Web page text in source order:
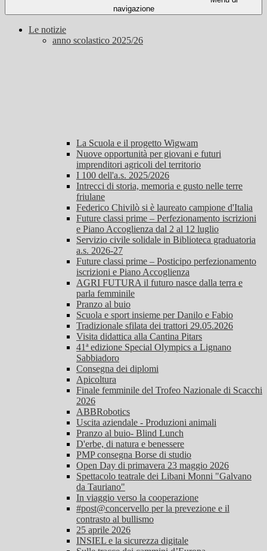
navigazione
Le notizie
anno scolastico 2025/26
La Scuola e il progetto Wigwam
Nuove opportunità per giovani e futuri
imprenditori agricoli del territorio
I 100 dell'a.s. 2025/2026
Intrecci di storia, memoria e gusto nelle terre
friulane
Federico Chivilò si è laureato campione d'Italia
Future classi prime – Perfezionamento iscrizioni
e Piano Accoglienza dal 2 al 12 luglio
Servizio civile solidale in Biblioteca graduatoria
a.s. 2026-27
Future classi prime – Posticipo perfezionamento
iscrizioni e Piano Accoglienza
AGRI FUTURA il futuro nasce dalla terra e
parla femminile
Pranzo al buio
Scuola e sport insieme per Danilo e Fabio
Tradizionale sfilata dei trattori 29.05.2026
Visita didattica alla Cantina Pitars
41ª edizione Special Olympics a Lignano
Sabbiadoro
Consegna dei diplomi
Apicoltura
Finale femminile del Trofeo Nazionale di Scacchi
2026
ABBRobotics
Uscita aziendale - Produzioni animali
Pranzo al buio- Blind Lunch
D'erbe, di natura e benessere
PMP consegna Borse di studio
Open Day di primavera 23 maggio 2026
Spettacolo teatrale dei Libani Monni "Galvano
da Tauriano"
In viaggio verso la cooperazione
#post@concervello per la prevezione e il
contrasto al bullismo
25 aprile 2026
INSIEL e la sicurezza digitale